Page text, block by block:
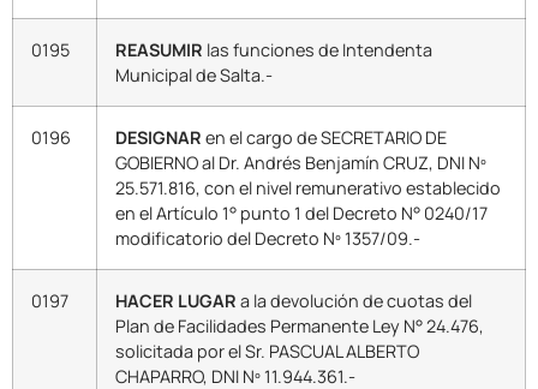
0195 REASUMIR las funciones de Intendenta
Municipal de Salta.-
0196 DESIGNAR en el cargo de SECRETARIO DE
GOBIERNO al Dr. Andrés Benjamín CRUZ, DNI Nº
25.571.816, con el nivel remunerativo establecido
en el Artículo 1° punto 1 del Decreto N° 0240/17
modificatorio del Decreto Nº 1357/09.-
0197 HACER LUGAR a la devolución de cuotas del
Plan de Facilidades Permanente Ley N° 24.476,
solicitada por el Sr. PASCUAL ALBERTO
CHAPARRO, DNI Nº 11.944.361.-